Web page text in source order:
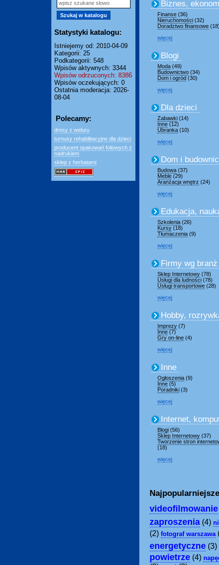
Statystyki katalogu:
Istniejemy od: 2010-04-09
Kategorii: 25
Podkategorii: 548
Wpisów aktywnych: 3344
Wpisów odrzuconych: 8386
Wpisów oczekujących: 0
Ostatnia moderacja: 2026-
08-04
Polecamy:
dresy z weluru
turnusy rehabilitacyjne dla dzieci
producent opakowań foliowych z
nadrukiem
sklep z herbatami
Biznes,
Finanse (36)
Nieruchomości (32)
Doradztwo finansowe
więcej
Blogi
Moda (49)
Budownictwo (34)
Dom i ogród (30)
więcej
Dla dzieci
Zabawki (14)
Inne (12)
Ubranka (10)
więcej
Dom i
Budowa (37)
Meble (29)
Aranżacja wnętrz (24)
więcej
Edukacja,
Szkolenia (26)
Kursy (18)
Tłumaczenia (9)
więcej
Firmy wg branż
Sklep Internetowy (78)
Usługi dla ludności (78)
Usługi transportowe (28)
więcej
Hobby,
Imprezy (7)
Inne (7)
Gry on-line (4)
więcej
Inne
Ogłoszenia (9)
Inne (5)
Poradniki (3)
więcej
Internet,
Blogi (56)
Sklep Internetowy (37)
Tworzenie stron
(18)
więcej
videofilmowanie
zaproszenia (4)
(2) fotograf warszawa
energetyczne (3)
powietrze (4)